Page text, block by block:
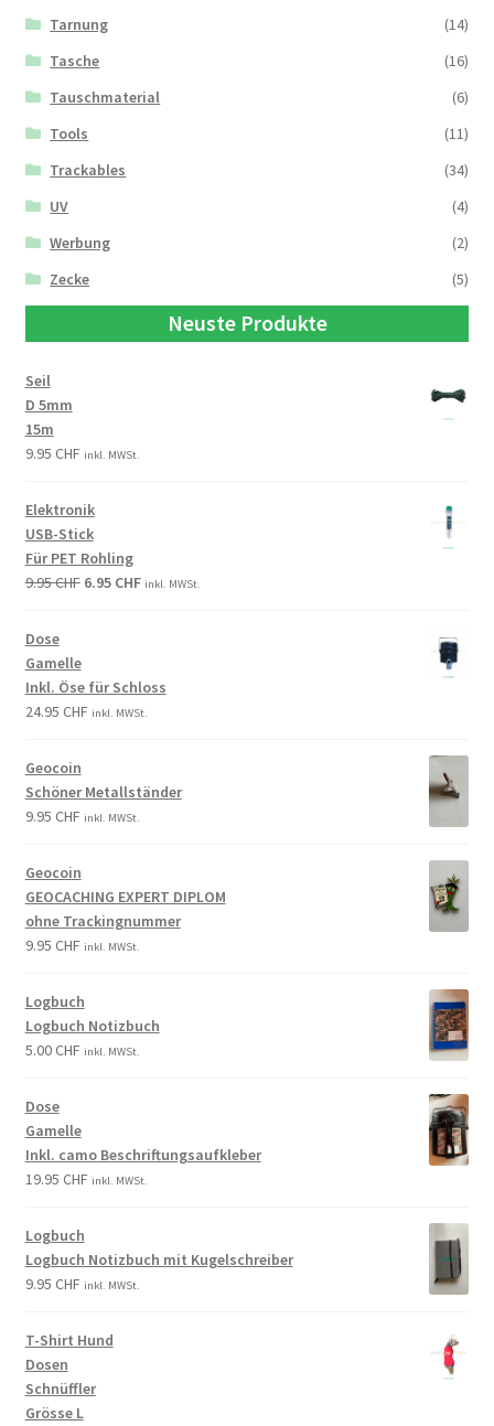
Tarnung
(14)
Tasche
(16)
Tauschmaterial
(6)
Tools
(11)
Trackables
(34)
UV
(4)
Werbung
(2)
Zecke
(5)
Neuste Produkte
Seil
D 5mm
15m
9.95 CHF inkl. MWSt.
Elektronik
USB-Stick
Für PET Rohling
9.95CHF 6.95 CHF inkl. MWSt.
Dose
Gamelle
Inkl. Öse für Schloss
24.95 CHF inkl. MWSt.
Geocoin
Schöner Metallständer
9.95 CHF inkl. MWSt.
Geocoin
GEOCACHING EXPERT DIPLOM
ohne Trackingnummer
9.95 CHF inkl. MWSt.
Logbuch
Logbuch Notizbuch
5.00CHF inkl. MWSt.
Dose
Gamelle
Inkl. camo Beschriftungsaufkleber
19.95 CHF inkl. MWSt.
Logbuch
Logbuch Notizbuch mit Kugelschreiber
9.95 CHF inkl. MWSt.
T-Shirt Hund
Dosen
Schnüffler
Grösse L